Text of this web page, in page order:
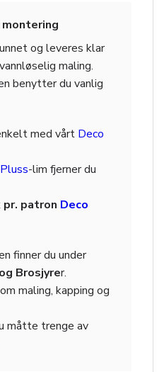
montering
og leveres klar
maling.
benytter du vanlig
med vårt Deco
-lim fjerner du
patron Deco
finner du under
Brosjyrer.
maling, kapping og
måtte trenge av